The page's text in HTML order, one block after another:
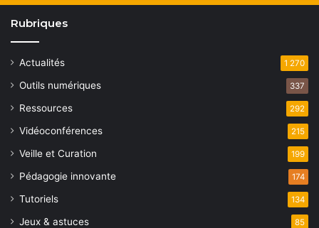
Rubriques
Actualités 1 270
Outils numériques 337
Ressources 292
Vidéoconférences 215
Veille et Curation 199
Pédagogie innovante 174
Tutoriels 134
Jeux & astuces 85